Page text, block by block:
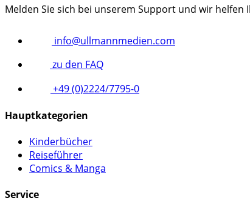
Melden Sie sich bei unserem Support und wir helfen
info@ullmannmedien.com
zu den FAQ
+49 (0)2224/7795-0
Hauptkategorien
Kinderbücher
Reiseführer
Comics & Manga
Service